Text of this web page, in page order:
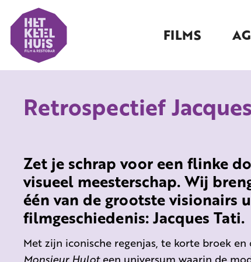
FILMS
Retrospectief
Zet je schrap voor een flinke
visueel meesterschap. Wij
één van de grootste visionairs
filmgeschiedenis: Jacques Tati.
Met zijn iconische regenjas, te korte broek